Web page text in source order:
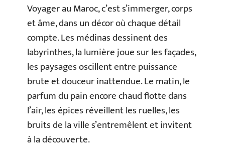
Voyager au Maroc, c’est s’immerger, corps
et âme, dans un décor où chaque détail
compte. Les médinas dessinent des
labyrinthes, la lumière joue sur les façades,
les paysages oscillent entre puissance
brute et douceur inattendue. Le matin, le
parfum du pain encore chaud flotte dans
l’air, les épices réveillent les ruelles, les
bruits de la ville s’entremêlent et invitent
à la découverte.